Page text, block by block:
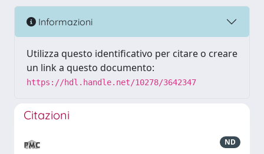
Informazioni
Utilizza questo identificativo per citare o creare
un link a questo documento:
https://hdl.handle.net/10278/3642347
Citazioni
ND